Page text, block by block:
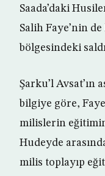
Saada’daki
Salih Faye’nin
bölgesindeki
Şarku’l
bilgiye göre,
milislerin
Hudeyde
milis toplayıp